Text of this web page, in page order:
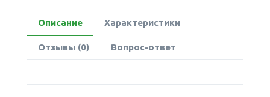
Описание Характеристики
Отзывы (0) Вопрос-ответ